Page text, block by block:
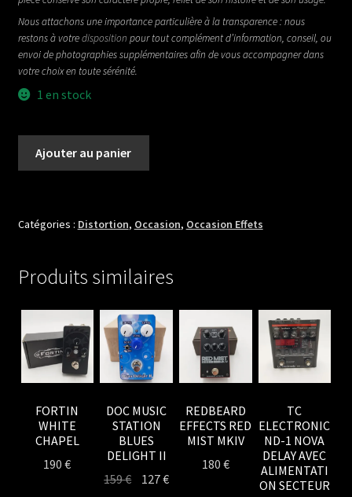
Nous attachons une importance particulière à la transparence : nous
restons à votredisposition pour tout complément d’information, conseil, ou
envoi de photographies supplémentaires afin de vous accompagner dans
votre choix en toute sérénité.
1 en stock
Ajouter au panier
Catégories : Distortion, Occasion, Occasion Effets
Produits similaires
FORTIN
WHITE
CHAPEL
190€
DOC MUSIC
STATION
BLUES
DELIGHT II
159€ Le127€Le
REDBEARD
EFFECTS RED
MIST MKIV
180 €
TC
ELECTRONIC
ND-1 NOVA
DELAY AVEC
ALIMENTATI
ON SECTEUR